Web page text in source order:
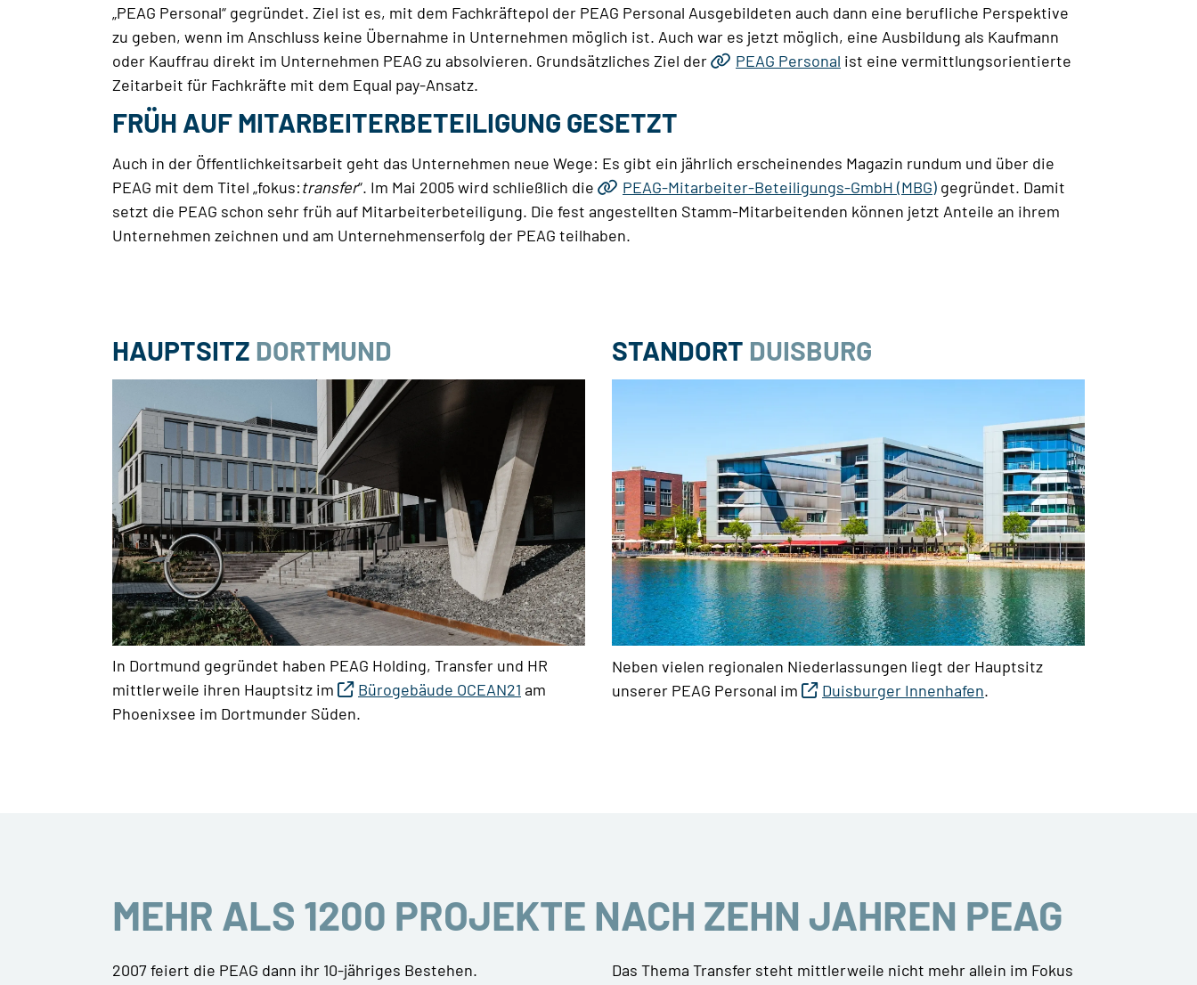
„PEAG Personal“ gegründet. Ziel ist es, mit dem Fachkräftepol der PEAG Personal Ausgebildeten auch dann eine berufliche Perspektive
zu geben, wenn im Anschluss keine Übernahme in Unternehmen möglich ist. Auch war es jetzt möglich, eine Ausbildung als Kaufmann
oder Kauffrau direkt im Unternehmen PEAG zu absolvieren. Grundsätzliches Ziel der
PEAG Personal ist eine vermittlungsorientierte
Zeitarbeit für Fachkräfte mit dem Equal pay-Ansatz.
FRÜH AUF MITARBEITERBETEILIGUNG GESETZT
Auch in der Öffentlichkeitsarbeit geht das Unternehmen neue Wege: Es gibt ein jährlich erscheinendes Magazin rundum und über die
PEAG mit dem Titel „fokus:transfer“. Im Mai 2005 wird schließlich die PEAG-Mitarbeiter-Beteiligungs-GmbH (MBG) gegründet. Damit
setzt die PEAG schon sehr früh auf Mitarbeiterbeteiligung. Die fest angestellten Stamm-Mitarbeitenden können jetzt Anteile an ihrem
Unternehmen zeichnen und am Unternehmenserfolg der PEAG teilhaben.
HAUPTSITZ DORTMUND
In Dortmund gegründet haben PEAG Holding, Transfer und HR
mittlerweile ihren Hauptsitz im
Bürogebäude OCEAN21 am
Phoenixsee im Dortmunder Süden.
STANDORT DUISBURG
Neben vielen regionalen Niederlassungen liegt der Hauptsitz
unserer PEAG Personal im
Duisburger Innenhafen.
MEHR ALS 1200 PROJEKTE NACH ZEHN JAHREN PEAG
2007 feiert die PEAG dann ihr 10-jähriges Bestehen.
Das Thema Transfer steht mittlerweile nicht mehr allein im Fokus